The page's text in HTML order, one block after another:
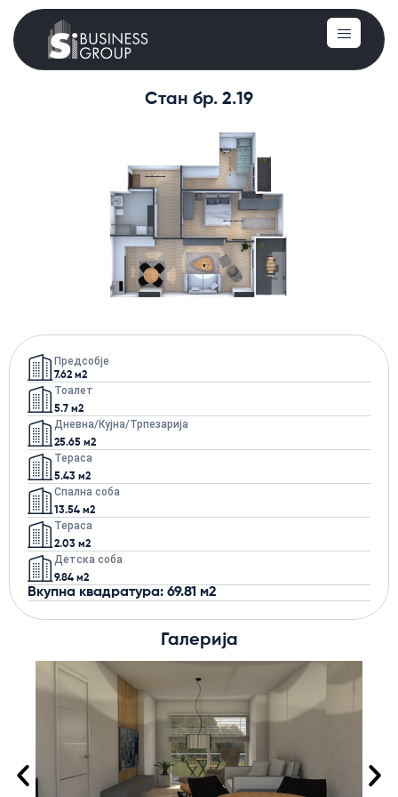
Стан бр. 2.19
Предсобје
7.62 м2
Тоалет
5.7 м2
Дневна/кујна/трпезарија
25.65 м2
Тераса
5.43 м2
Спална соба
13.54 м2
Тераса
2.03 м2
Детска соба
9.84 м2
Вкупна квадратура: 69.81 м2
Галерија